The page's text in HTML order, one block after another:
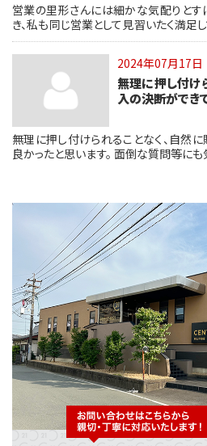
営業の里形さんには細かな気配りとす
き、私も同じ営業として見習いたく満足
でのこだわりや、店舗の活気ある雰囲
せていただきました。
2024年07月17日
無理に押し付け
入の決断ができ
無理に押し付けられることなく、自然
良かったと思います。 面倒な質問等にも